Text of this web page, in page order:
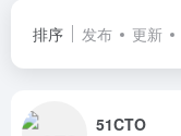
排序 发布 更新
51CTO